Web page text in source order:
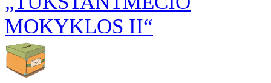
MOKYKLOS II“